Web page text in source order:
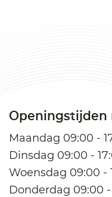
Openingstijden
Maandag 09:00 -
Dinsdag 09:00 -
Woensdag 09:00 -
Donderdag 09:00